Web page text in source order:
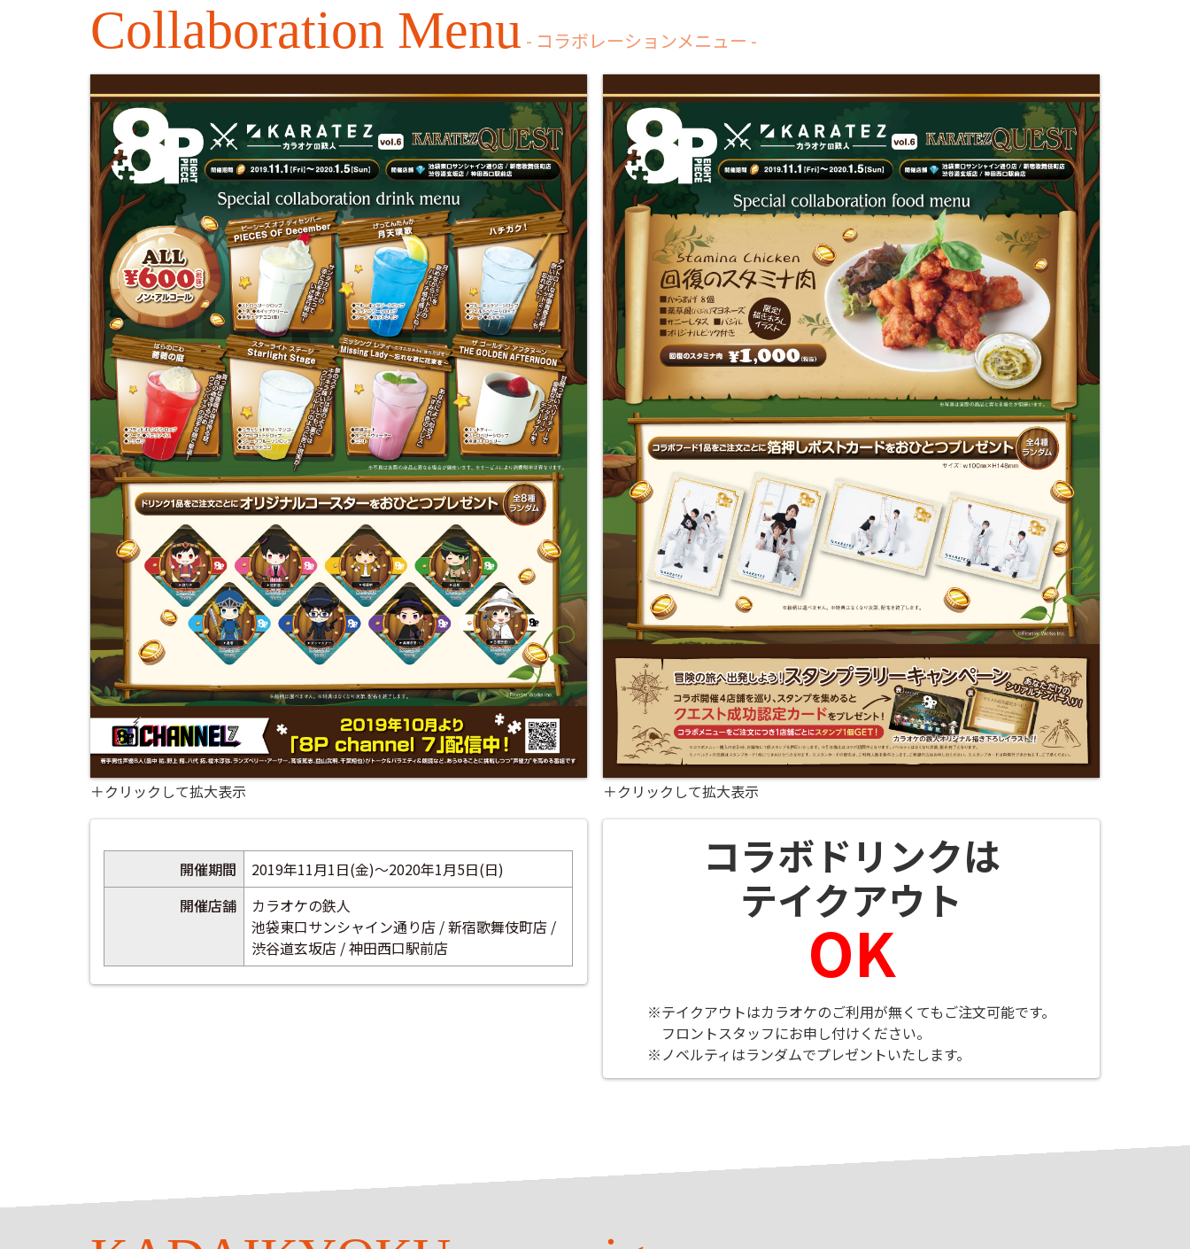
Collaboration Menu - コラボレーションメニュー -
＋クリックして拡大表示 ＋クリックして拡大表示
開催期間
2019年11月1日(金)～2020年1月5日(日)
開催店舗
カラオケの鉄人
池袋東口サンシャイン通り店 / 新宿歌舞伎町店 /
渋谷道玄坂店 / 神田西口駅前店
コラボドリンクは
テイクアウト
OK
※テイクアウトはカラオケのご利用が無くてもご注文可能です。
フロントスタッフにお申し付けください。
※ノベルティはランダムでプレゼントいたします。